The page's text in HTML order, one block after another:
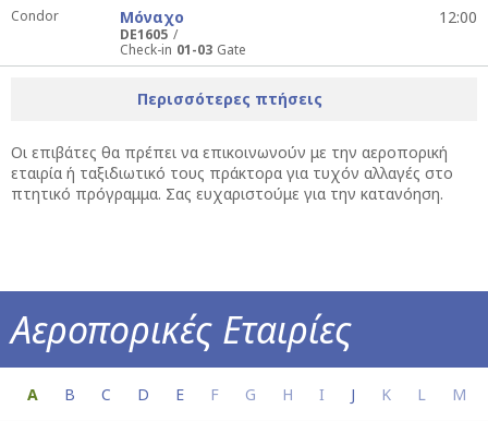
Condor
DE1605
Μόναχο 12:00
Check-in 01-03 Gate
Περισσότερες πτήσεις
Οι επιβάτες θα πρέπει να επικοινωνούν με την αεροπορική
εταιρία ή ταξιδιωτικό τους πράκτορα για τυχόν αλλαγές στο
πτητικό πρόγραμμα. Σας ευχαριστούμε για την κατανόηση.
Αεροπορικές Εταιρίες
Όλες οι πληροφορίες για την αεροπορική
A B C D E F G H I J K L M